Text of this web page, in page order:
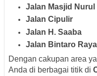
Jalan Masjid Nurul
Jalan Cipulir
Jalan H. Saaba
Jalan Bintaro Raya
Dengan cakupan area
Anda di berbagai titik di